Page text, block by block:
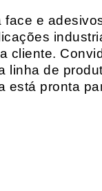
e
cliente.
linha de
pronta